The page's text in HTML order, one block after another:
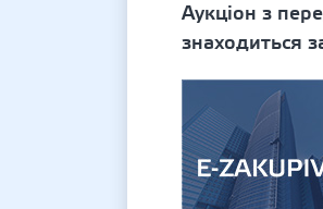
Аукціон з
знаходиться